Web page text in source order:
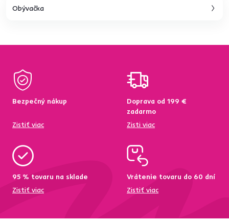
Obývačka
Bezpečný nákup
Zistiť viac
Doprava od 199 €
zadarmo
Zisti viac
95 % tovaru na sklade
Zistiť viac
Vrátenie tovaru do 60 dní
Zistiť viac